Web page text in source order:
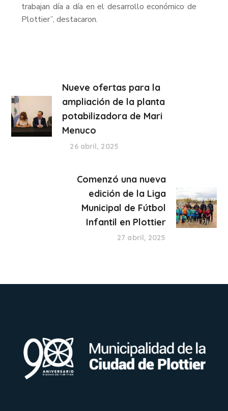
trabajan día a día en el desarrollo económico de
Plottier”, destacaron.
Nueve ofertas para la
ampliación de la planta
potabilizadora de Mari
Menuco
26 abril, 2025
Comenzó una nueva
edición de la Liga
Municipal de Fútbol
Infantil en Plottier
27 abril, 2025